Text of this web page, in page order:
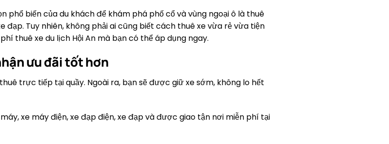
phổ biến của du khách để khám phá phố cổ và vùng ngoại ô là thuê
đạp. Tuy nhiên, không phải ai cũng biết cách thuê xe vừa rẻ vừa tiện
thuê xe du lịch Hội An mà bạn có thể áp dụng ngay.
ưu đãi tốt hơn
trực tiếp tại quầy. Ngoài ra, bạn sẽ được giữ xe sớm, không lo hết
xe máy điện, xe đạp điện, xe đạp và được giao tận nơi miễn phí tại